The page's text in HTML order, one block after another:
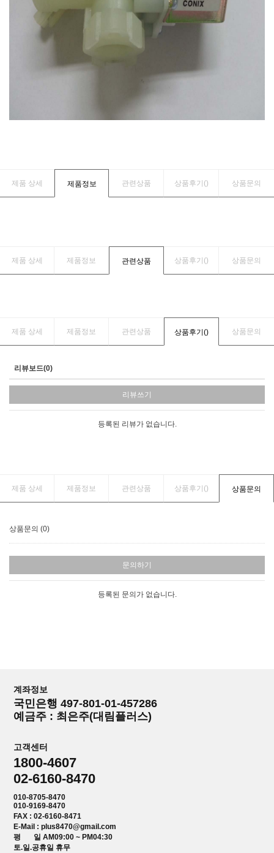
제품 상세 제품정보 관련상품 상품후기() 상품문의
제품 상세 제품정보 관련상품 상품후기() 상품문의
제품 상세 제품정보 관련상품 상품후기() 상품문의
리뷰보드(0)
리뷰쓰기
등록된 리뷰가 없습니다.
제품 상세 제품정보 관련상품 상품후기() 상품문의
상품문의 (0)
문의하기
등록된 문의가 없습니다.
계좌정보
국민은행 497-801-01-457286
예금주 : 최은주(대림플러스)
고객센터
1800-4607
02-6160-8470
010-8705-8470
010-9169-8470
FAX : 02-6160-8471
E-Mail : plus8470@gmail.com
평 일 AM09:00 ~ PM04:30
토.일.공휴일 휴무